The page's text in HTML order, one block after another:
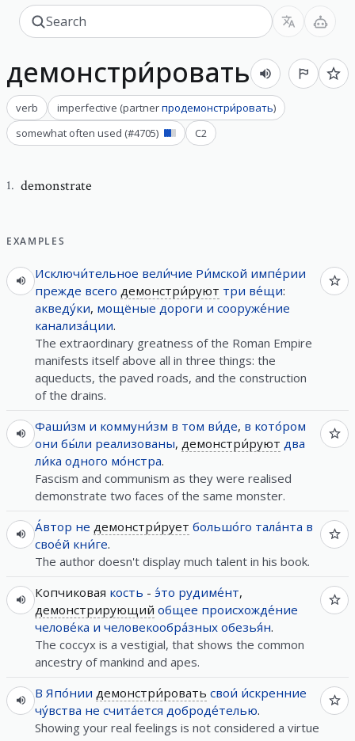
демонстри́ровать
verb imperfective (partnerпродемонстри́ровать)
somewhat often used (#4705) C2
1. demonstrate
EXAMPLES
Исключи́тельное вели́чие Ри́мской импе́рии
прежде всего демонстри́руют три ве́щи:
акведу́ки, мощёные дороги и сооруже́ние
канализа́ции.
The extraordinary greatness of the Roman Empire
manifests itself above all in three things: the
aqueducts, the paved roads, and the construction
of the drains.
Фаши́зм и коммуни́зм в том ви́де, в кото́ром
они бы́ли реализованы, демонстри́руют два
ли́ка одного мо́нстра.
Fascism and communism as they were realised
demonstrate two faces of the same monster.
А́втор не демонстри́рует большо́го тала́нта в
свое́й кни́ге.
The author doesn't display much talent in his book.
Копчиковая кость - э́то рудиме́нт,
демонстрирующий общее происхожде́ние
челове́ка и человекообра́зных обезья́н.
The coccyx is a vestigial, that shows the common
ancestry of mankind and apes.
В Япо́нии демонстри́ровать свои́ и́скренние
чу́вства не счита́ется доброде́телью.
Showing your real feelings is not considered a virtue